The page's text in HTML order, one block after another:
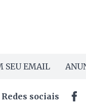
SEU EMAIL
Redes sociais